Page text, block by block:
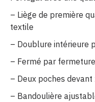
– Liège de première
textile
– Doublure intérieure
– Fermé par
– Deux poches devant
– Bandoulière